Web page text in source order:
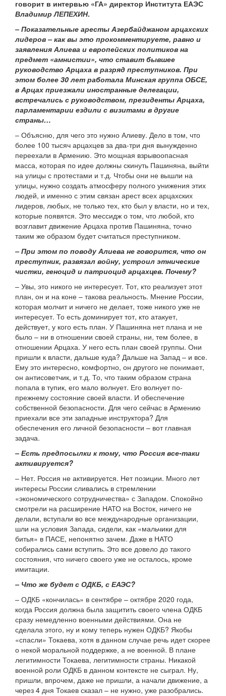
говорит в интервью «ГА» директор Института ЕАЭС
Владимир ЛЕПЕХИН.
– Показательные аресты Азербайджаном арцахских
лидеров – как вы это прокомментируете, равно и
заявления Алиева и европейских политиков на
предмет «амнистии», что ставит бывшее
руководство Арцаха в разряд преступников. При
этом более 30 лет работала Минская группа ОБСЕ,
в Арцах приезжали иностранные делегации,
встречались с руководством, президенты Арцаха,
парламентарии ездили с визитами в другие
страны…
– Объясню, для чего это нужно Алиеву. Дело в том, что
более 100 тысяч арцахцев за два-три дня вынужденно
переехали в Армению. Это мощная взрывоопасная
масса, которая по идее должны скинуть Пашиняна, выйти
на улицы с протестами и т.д. Чтобы они не вышли на
улицы, нужно создать атмосферу полного унижения этих
людей, и именно с этим связан арест всех арцахских
лидеров, любых, не только тех, кто был у власти, но и тех,
которые появятся. Это мессидж о том, что любой, кто
возглавит движение Арцаха против Пашиняна, точно
таким же образом будет считаться преступником.
– При этом по поводу Алиева не говорится, что он
преступник, развязал войну, устроил этнические
чистки, геноцид и патриоцид арцахцев. Почему?
– Увы, это никого не интересует. Тот, кто реализует этот
план, он и на коне – такова реальность. Мнение России,
которая молчит и ничего не делает, тоже никого уже не
интересует. То есть доминирует тот, кто атакует,
действует, у кого есть план. У Пашиняна нет плана и не
было – ни в отношении своей страны, ни, тем более, в
отношении Арцаха. У него есть план своей группы. Они
пришли к власти, дальше куда? Дальше на Запад – и все.
Ему это интересно, комфортно, он другого не понимает,
он антисоветчик, и т.д. То, что таким образом страна
попала в тупик, его мало волнует. Его волнует по-
прежнему состояние своей власти. И обеспечение
собственной безопасности. Для чего сейчас в Армению
приехали все эти западные инструктора? Для
обеспечения его личной безопасности – вот главная
задача.
– Есть предпосылки к тому, что Россия все-таки
активируется?
– Нет. Россия не активируется. Нет позиции. Много лет
интересы России сливались в стремлении
«экономического сотрудничества» с Западом. Спокойно
смотрели на расширение НАТО на Восток, ничего не
делали, вступали во все международные организации,
шли на условия Запада, сидели, как «мальчики для
битья» в ПАСЕ, непонятно зачем. Даже в НАТО
собирались сами вступить. Это все довело до такого
состояния, что ничего своего уже не осталось, кроме
имитации.
– Что же будет с ОДКБ, с ЕАЭС?
– ОДКБ «кончилась» в сентябре – октябре 2020 года,
когда Россия должна была защитить своего члена ОДКБ
сразу немедленно военными действиями. Она не
сделала этого, ну и кому теперь нужен ОДКБ? Якобы
«спасли» Токаева, хотя в данном случае речь идет скорее
о некой моральной поддержке, а не военной. В плане
легитимности Токаева, легитимности страны. Никакой
военной роли ОДКБ в данном контексте не сыграл. Ну,
пришли, впрочем, даже не пришли, а начали движение, а
через 4 дня Токаев сказал – не нужно, уже разобрались.